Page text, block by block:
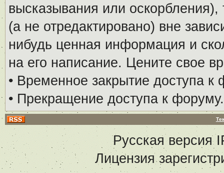
высказывания или
(а не отредактировано) вне
нибудь ценная информация и
на его написание. Цените свое
• Временное закрытие доступа к
• Прекращение доступа к форуму.
Русская версия
Лицензия